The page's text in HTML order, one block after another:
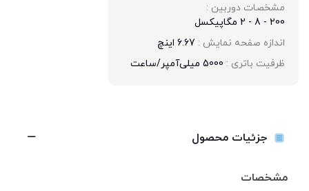
مشخصات دوربین :
200 - 8 - 2 مگاپیکسل
اندازه صفحه نمایش : 6.67 اینچ
ظرفیت باتری : 5000 میلی‌آمپر/ساعت
جزئیات محصول
مشخصات